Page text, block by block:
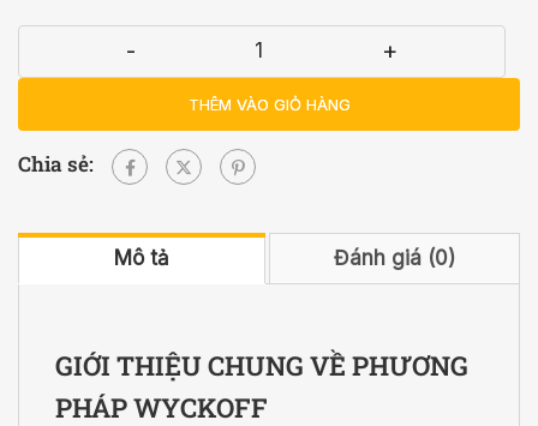
- +
THÊM VÀO GIỎ HÀNG
Chia sẻ:
Mô tả Đánh giá (0)
GIỚI THIỆU CHUNG VỀ PHƯƠNG
PHÁP WYCKOFF